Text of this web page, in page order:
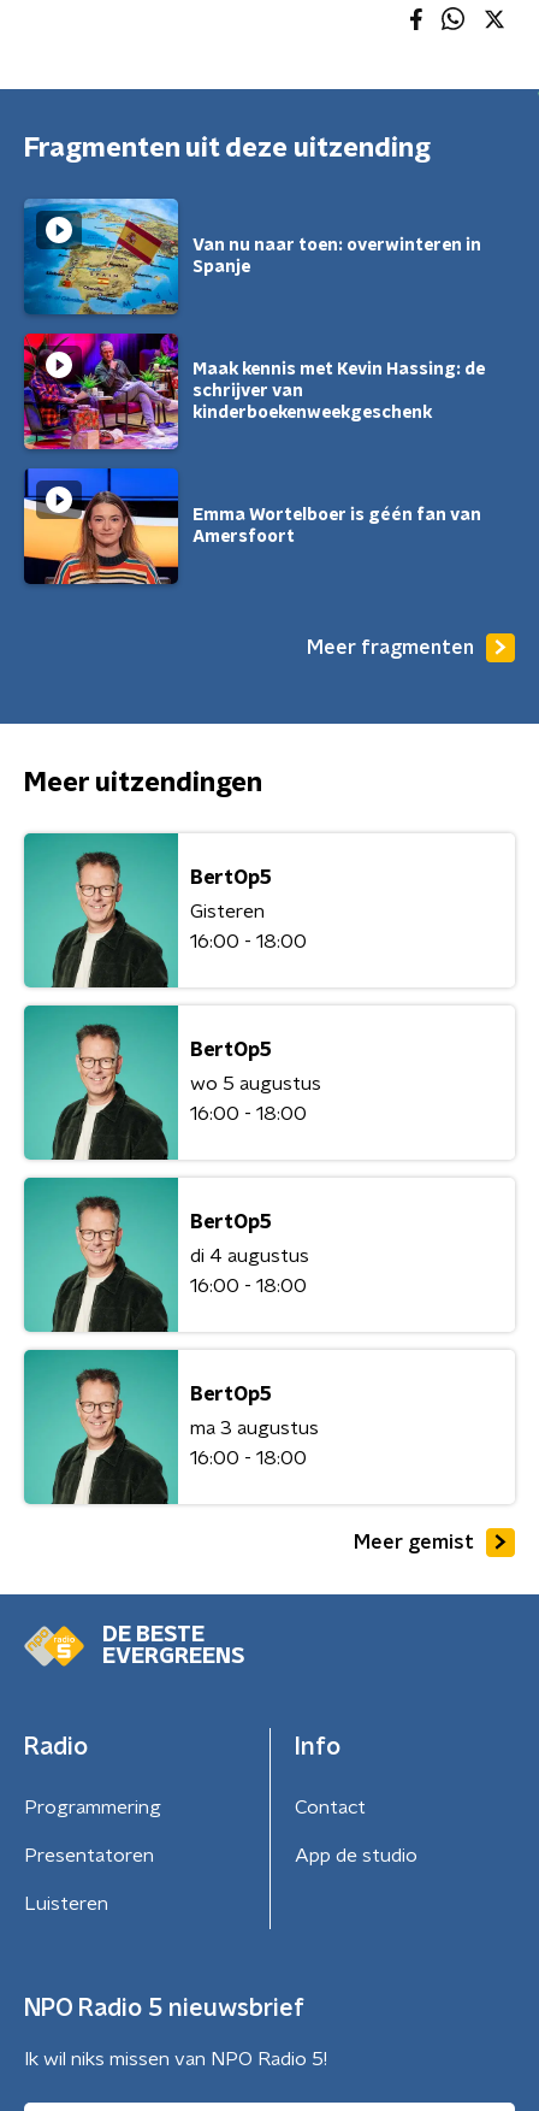
Fragmenten uit deze uitzending
Van nu naar toen: overwinteren in
Spanje
Maak kennis met Kevin Hassing: de
schrijver van
kinderboekenweekgeschenk
Emma Wortelboer is géén fan van
Amersfoort
Meer fragmenten
Meer uitzendingen
BertOp5
Gisteren
16:00 - 18:00
BertOp5
wo 5 augustus
16:00 - 18:00
BertOp5
di 4 augustus
16:00 - 18:00
BertOp5
ma 3 augustus
16:00 - 18:00
Meer gemist
DE BESTE
EVERGREENS
Radio
Programmering
Presentatoren
Luisteren
Info
Contact
App de studio
NPO Radio 5 nieuwsbrief
Ik wil niks missen van NPO Radio 5!